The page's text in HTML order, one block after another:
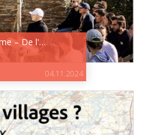
– De l'…
04.11.2024